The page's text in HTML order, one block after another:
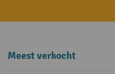
Meest verkocht